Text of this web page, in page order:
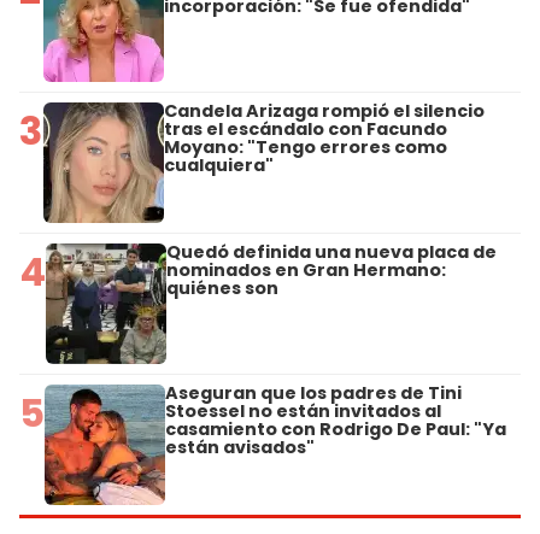
incorporación: "Se fue ofendida"
3 Candela Arizaga rompió el silencio
tras el escándalo con Facundo
Moyano: "Tengo errores como
cualquiera"
4 Quedó definida una nueva placa de
nominados en Gran Hermano:
quiénes son
5 Aseguran que los padres de Tini
Stoessel no están invitados al
casamiento con Rodrigo De Paul: "Ya
están avisados"